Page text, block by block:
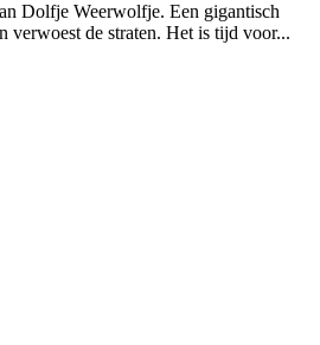
Dolfje Weerwolfje. Een gigantisch
verwoest de straten. Het is tijd voor...